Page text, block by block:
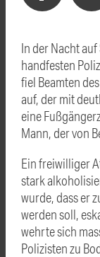
In der Nacht auf
handfesten
fiel Beamten
auf, der mit
eine
Mann, der von
Ein freiwilliger
stark
wurde, dass er
werden soll,
wehrte sich
Polizisten zu